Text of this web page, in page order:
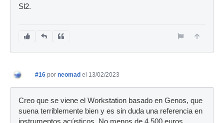
Sl2.
#16 por neomad el 13/02/2023
Creo que se viene el Workstation basado en Genos, que
suena terriblemente bien y es sin duda una referencia en
instrumentos acústicos. No menos de 4.500 euros